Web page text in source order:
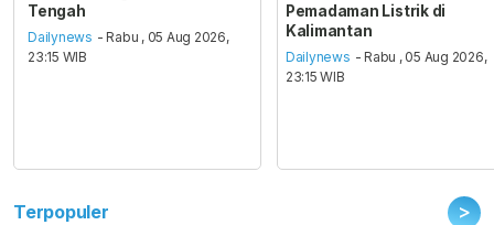
Tengah
Dailynews - Rabu , 05 Aug 2026,
23:15 WIB
Pemadaman Listrik di
Kalimantan
Dailynews - Rabu , 05 Aug 2026,
23:15 WIB
Terpopuler >